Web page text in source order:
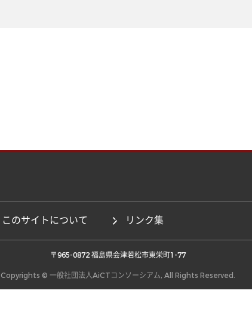
このサイトについて リンク集
〒965-0872 福島県会津若松市東栄町1-77
Copyrights © 一般社団法人AiCTコンソーシアム, All Rights Reserved.